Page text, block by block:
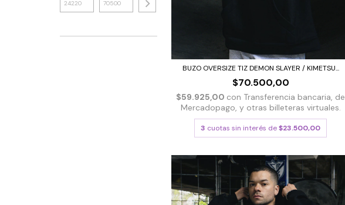
BUZO OVERSIZE TIZ DEMON SLAYER / KIMETSU...
$70.500,00
$59.925,00 con Transferencia bancaria, de
Mercadopago, y otras billeteras virtuales.
3 cuotas sin interés de$23.500,00